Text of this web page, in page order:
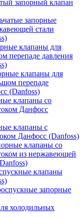
запорный клапан
запорные
стали
клапаны для
перепаде давления
клапаны для
перепаде
(Danfoss)
клапаны со
Данфосс
клапаны с
Данфосс (Danfoss)
клапаны со
из нержавеющей
клапаны
запорные
холодильных